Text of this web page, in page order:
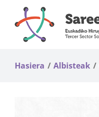
content
Hasiera Albisteak